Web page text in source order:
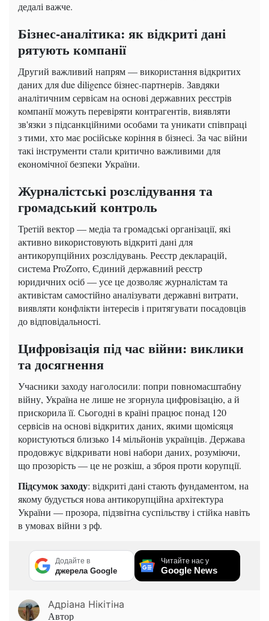
дедалі важче.
Бізнес-аналітика: як відкриті дані
рятують компанії
Другий важливий напрям — використання відкритих
даних для due diligence бізнес-партнерів. Завдяки
аналітичним сервісам на основі державних реєстрів
компанії можуть перевіряти контрагентів, виявляти
зв'язки з підсанкційними особами та уникати співпраці
з тими, хто має російське коріння в бізнесі. За час війни
такі інструменти стали критично важливими для
економічної безпеки України.
Журналістські розслідування та
громадський контроль
Третій вектор — медіа та громадські організації, які
активно використовують відкриті дані для
антикорупційних розслідувань. Реєстр декларацій,
система ProZorro, Єдиний державний реєстр
юридичних осіб — усе це дозволяє журналістам та
активістам самостійно аналізувати державні витрати,
виявляти конфлікти інтересів і притягувати посадовців
до відповідальності.
Цифровізація під час війни: виклики
та досягнення
Учасники заходу наголосили: попри повномасштабну
війну, Україна не лише не згорнула цифровізацію, а й
прискорила її. Сьогодні в країні працює понад 120
сервісів на основі відкритих даних, якими щомісяця
користуються близько 14 мільйонів українців. Держава
продовжує відкривати нові набори даних, розуміючи,
що прозорість — це не розкіш, а зброя проти корупції.
Підсумок заходу: відкриті дані стають фундаментом, на
якому будується нова антикорупційна архітектура
України — прозора, підзвітна суспільству і стійка навіть
в умовах війни з рф.
Додайте в
джерела Google
Читайте нас у
Google News
Адріана Нікітіна
Автор